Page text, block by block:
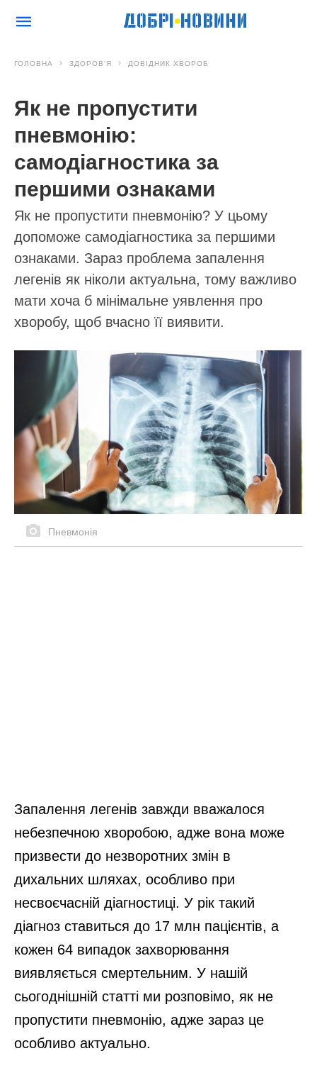
ГОЛОВНА ЗДОРОВ'Я ДОВІДНИК ХВОРОБ
Як не пропустити
пневмонію:
самодіагностика за
першими ознаками
Як не пропустити пневмонію? У цьому
допоможе самодіагностика за першими
ознаками. Зараз проблема запалення
легенів як ніколи актуальна, тому важливо
мати хоча б мінімальне уявлення про
хворобу, щоб вчасно її виявити.
Пневмонія
Запалення легенів завжди вважалося
небезпечною хворобою, адже вона може
призвести до незворотних змін в
дихальних шляхах, особливо при
несвоєчасній діагностиці. У рік такий
діагноз ставиться до 17 млн пацієнтів, а
кожен 64 випадок захворювання
виявляється смертельним. У нашій
сьогоднішній статті ми розповімо, як не
пропустити пневмонію, адже зараз це
особливо актуально.